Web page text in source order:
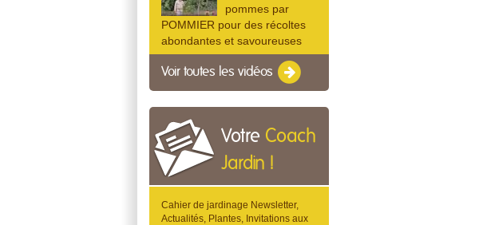
pommes par
POMMIER pour des récoltes
abondantes et savoureuses
Voir toutes les vidéos
Votre Coach
Jardin !
Cahier de jardinage Newsletter,
Actualités, Plantes, Invitations aux